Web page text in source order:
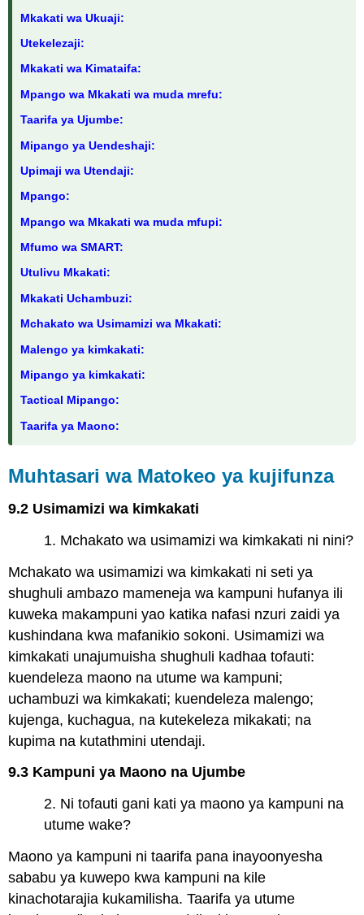
Mkakati wa Ukuaji:
Utekelezaji:
Mkakati wa Kimataifa:
Mpango wa Mkakati wa muda mrefu:
Taarifa ya Ujumbe:
Mipango ya Uendeshaji:
Upimaji wa Utendaji:
Mpango:
Mpango wa Mkakati wa muda mfupi:
Mfumo wa SMART:
Utulivu Mkakati:
Mkakati Uchambuzi:
Mchakato wa Usimamizi wa Mkakati:
Malengo ya kimkakati:
Mipango ya kimkakati:
Tactical Mipango:
Taarifa ya Maono:
Muhtasari wa Matokeo ya kujifunza
9.2 Usimamizi wa kimkakati
1. Mchakato wa usimamizi wa kimkakati ni nini?
Mchakato wa usimamizi wa kimkakati ni seti ya
shughuli ambazo mameneja wa kampuni hufanya ili
kuweka makampuni yao katika nafasi nzuri zaidi ya
kushindana kwa mafanikio sokoni. Usimamizi wa
kimkakati unajumuisha shughuli kadhaa tofauti:
kuendeleza maono na utume wa kampuni;
uchambuzi wa kimkakati; kuendeleza malengo;
kujenga, kuchagua, na kutekeleza mikakati; na
kupima na kutathmini utendaji.
9.3 Kampuni ya Maono na Ujumbe
2. Ni tofauti gani kati ya maono ya kampuni na
utume wake?
Maono ya kampuni ni taarifa pana inayoonyesha
sababu ya kuwepo kwa kampuni na kile
kinachotarajia kukamilisha. Taarifa ya utume